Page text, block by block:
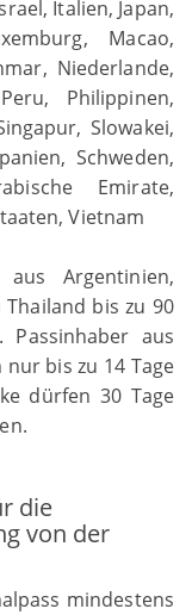
Italien, Japan,
Macao,
Niederlande,
Philippinen,
Slowakei,
Schweden,
Emirate,
Vietnam
Argentinien,
bis zu 90
Passinhaber aus
bis zu 14 Tage
dürfen 30 Tage
die
von der
mindestens